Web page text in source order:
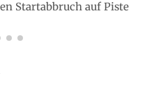
Startabbruch auf Piste